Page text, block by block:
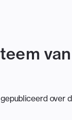
van
over